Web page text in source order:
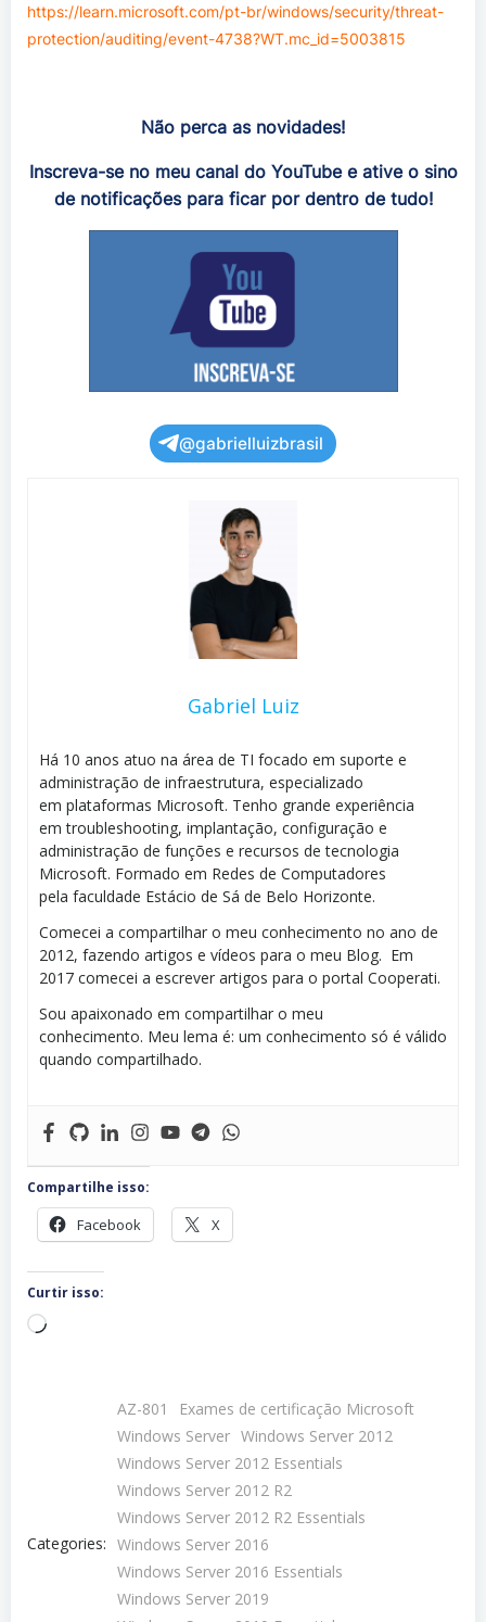
https://learn.microsoft.com/pt-br/windows/security/threat-
protection/auditing/event-4738?WT.mc_id=5003815
Não perca as novidades!
Inscreva-se no meu canal do YouTube e ative o sino
de notificações para ficar por dentro de tudo!
@gabrielluizbrasil
Gabriel Luiz
Há 10 anos atuo na área de TI focado em suporte e
administração de infraestrutura, especializado
em plataformas Microsoft. Tenho grande experiência
em troubleshooting, implantação, configuração e
administração de funções e recursos de tecnologia
Microsoft. Formado em Redes de Computadores
pela faculdade Estácio de Sá de Belo Horizonte.
Comecei a compartilhar o meu conhecimento no ano de
2012, fazendo artigos e vídeos para o meu Blog. Em
2017 comecei a escrever artigos para o portal Cooperati.
Sou apaixonado em compartilhar o meu
conhecimento. Meu lema é: um conhecimento só é válido
quando compartilhado.
Compartilhe isso:
Facebook X
Curtir isso:
Carregando...
Categories:
AZ-801
Exames de certificação Microsoft
Windows Server Windows Server 2012
Windows Server 2012 Essentials
Windows Server 2012 R2
Windows Server 2012 R2 Essentials
Windows Server 2016
Windows Server 2016 Essentials
Windows Server 2019